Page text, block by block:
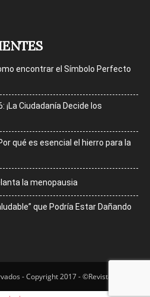
encontrar el Símbolo Perfecto
¡La Ciudadanía Decide los
qué es esencial el hierro para la
la menopausia
que Podría Estar Dañando
- Copyright 2017 - ©Revista Bfit